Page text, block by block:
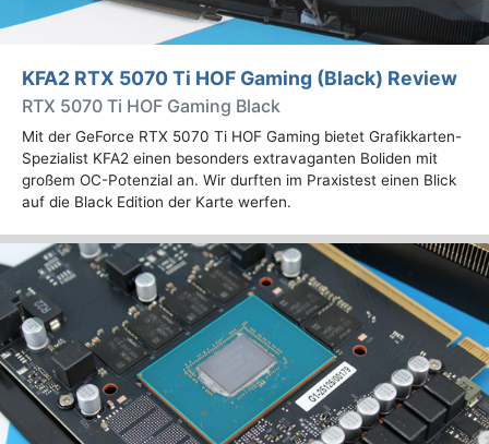
KFA2 RTX 5070 Ti HOF Gaming (Black) Review
RTX 5070 Ti HOF Gaming Black
Mit der GeForce RTX 5070 Ti HOF Gaming bietet Grafikkarten-
Spezialist KFA2 einen besonders extravaganten Boliden mit
großem OC-Potenzial an. Wir durften im Praxistest einen Blick
auf die Black Edition der Karte werfen.